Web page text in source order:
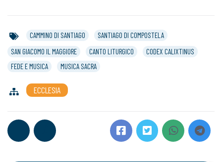
CAMMINO DI SANTIAGO
SANTIAGO DI COMPOSTELA
SAN GIACOMO IL MAGGIORE
CANTO LITURGICO
CODEX CALIXTINUS
FEDE E MUSICA
MUSICA SACRA
ECCLESIA